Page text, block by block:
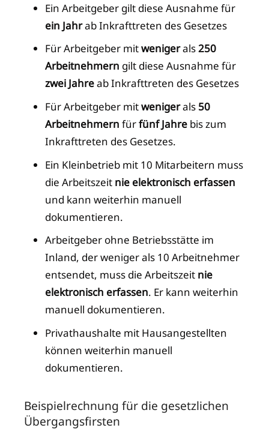
Ein Arbeitgeber gilt diese Ausnahme für
ein Jahrab Inkrafttreten des Gesetzes
Für Arbeitgeber mitwenigerals250
Arbeitnehmern gilt diese Ausnahme für
zwei Jahreab Inkrafttreten des Gesetzes
Für Arbeitgeber mitwenigerals 50
Arbeitnehmern fürfünf Jahre bis zum
Inkrafttreten des Gesetzes.
Ein Kleinbetrieb mit 10 Mitarbeitern muss
die Arbeitszeit nie elektronisch erfassen
und kann weiterhin manuell
dokumentieren.
Arbeitgeber ohne Betriebsstätte im
Inland, der weniger als 10 Arbeitnehmer
entsendet, muss die Arbeitszeit nie
elektronisch erfassen. Er kann weiterhin
manuell dokumentieren.
Privathaushalte mit Hausangestellten
können weiterhin manuell
dokumentieren.
Beispielrechnung für die gesetzlichen
Übergangsfirsten